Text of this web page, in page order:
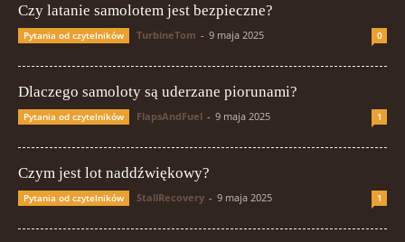
Czy latanie samolotem jest bezpieczne?
Pytania od czytelników TurbineTom - 9 maja 2025 0
Dlaczego samoloty są uderzane piorunami?
Pytania od czytelników FlapsAndFuel - 9 maja 2025 1
Czym jest lot naddźwiękowy?
Pytania od czytelników StallRecovery - 9 maja 2025 1